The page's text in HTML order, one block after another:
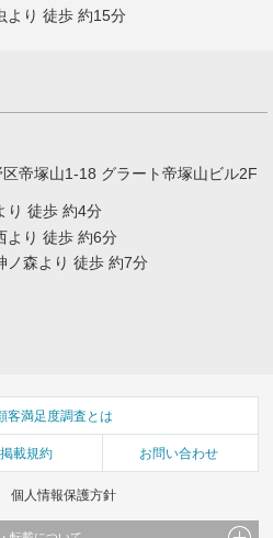
より 徒歩 約15分
帝塚山1-18 グラート帝塚山ビル2F
り 徒歩 約4分
より 徒歩 約6分
ノ森より 徒歩 約7分
客満足度調査とは
掲載規約 お問い合わせ
個人情報保護方針